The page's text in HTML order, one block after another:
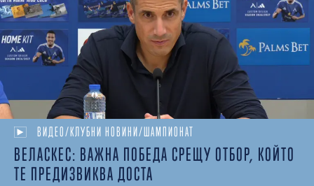
ВИДЕО/КЛУБНИ НОВИНИ/ШАМПИОНАТ
ВЕЛАСКЕС: ВАЖНА ПОБЕДА СРЕЩУ ОТБОР, КОЙТО
ТЕ ПРЕДИЗВИКВА ДОСТА